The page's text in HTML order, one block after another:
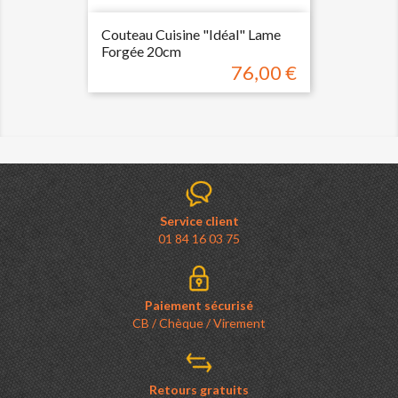
Couteau Cuisine "Idéal" Lame
Forgée 20cm
Prix
76,00 €
Service client
01 84 16 03 75
Paiement sécurisé
CB / Chèque / Virement
Retours gratuits